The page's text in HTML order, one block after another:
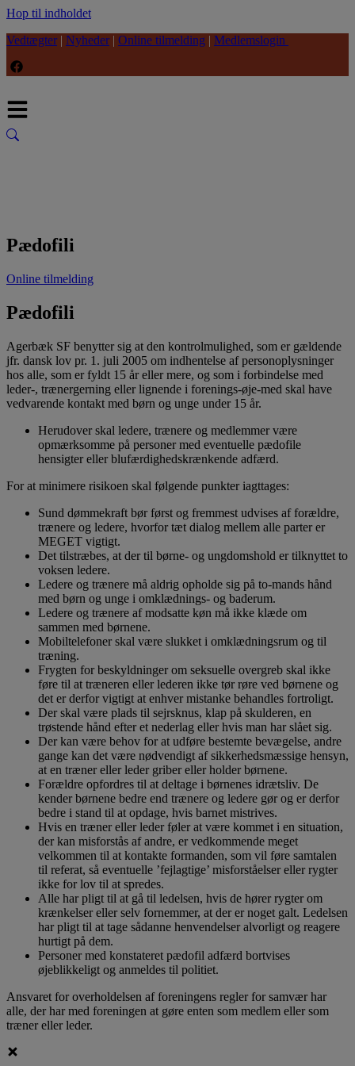
Hop til indholdet
Vedtægter | Nyheder | Online tilmelding | Medlemslogin
Pædofili
Online tilmelding
Pædofili
Agerbæk SF benytter sig at den kontrolmulighed, som er gældende
jfr. dansk lov pr. 1. juli 2005 om indhentelse af personoplysninger
hos alle, som er fyldt 15 år eller mere, og som i forbindelse med
leder-, trænergerning eller lignende i forenings-øje-med skal have
vedvarende kontakt med børn og unge under 15 år.
Herudover skal ledere, trænere og medlemmer være
opmærksomme på personer med eventuelle pædofile
hensigter eller blufærdighedskrænkende adfærd.
For at minimere risikoen skal følgende punkter iagttages:
Sund dømmekraft bør først og fremmest udvises af forældre,
trænere og ledere, hvorfor tæt dialog mellem alle parter er
MEGET vigtigt.
Det tilstræbes, at der til børne- og ungdomshold er tilknyttet to
voksen ledere.
Ledere og trænere må aldrig opholde sig på to-mands hånd
med børn og unge i omklædnings- og baderum.
Ledere og trænere af modsatte køn må ikke klæde om
sammen med børnene.
Mobiltelefoner skal være slukket i omklædningsrum og til
træning.
Frygten for beskyldninger om seksuelle overgreb skal ikke
føre til at træneren eller lederen ikke tør røre ved børnene og
det er derfor vigtigt at enhver mistanke behandles fortroligt.
Der skal være plads til sejrsknus, klap på skulderen, en
trøstende hånd efter et nederlag eller hvis man har slået sig.
Der kan være behov for at udføre bestemte bevægelse, andre
gange kan det være nødvendigt af sikkerhedsmæssige hensyn,
at en træner eller leder griber eller holder børnene.
Forældre opfordres til at deltage i børnenes idrætsliv. De
kender børnene bedre end trænere og ledere gør og er derfor
bedre i stand til at opdage, hvis barnet mistrives.
Hvis en træner eller leder føler at være kommet i en situation,
der kan misforstås af andre, er vedkommende meget
velkommen til at kontakte formanden, som vil føre samtalen
til referat, så eventuelle ’fejlagtige’ misforståelser eller rygter
ikke for lov til at spredes.
Alle har pligt til at gå til ledelsen, hvis de hører rygter om
krænkelser eller selv fornemmer, at der er noget galt. Ledelsen
har pligt til at tage sådanne henvendelser alvorligt og reagere
hurtigt på dem.
Personer med konstateret pædofil adfærd bortvises
øjeblikkeligt og anmeldes til politiet.
Ansvaret for overholdelsen af foreningens regler for samvær har
alle, der har med foreningen at gøre enten som medlem eller som
træner eller leder.